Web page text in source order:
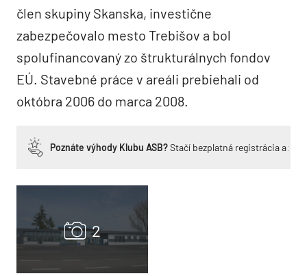
člen skupiny Skanska, investične
zabezpečovalo mesto Trebišov a bol
spolufinancovaný zo štrukturálnych fondov
EÚ. Stavebné práce v areáli prebiehali od
októbra 2006 do marca 2008.
Poznáte výhody Klubu ASB?Stačí bezplatná registrácia a